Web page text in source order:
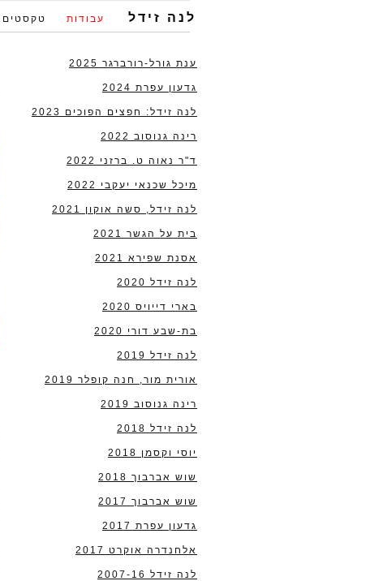
טקסטים עבודות לנה זידל
ענת גורל-רורברגר 2025
גדעון עפרת 2024
לנה זידל: חפצים הפוכים 2023
רינה גנוסוב 2022
ד"ר נאוה ט. ברזני 2022
מיכל שכנאי יעקבי 2022
לנה זידל, סשה אוקון 2021
בית על הגשר 2021
אסנת שפירא 2021
לנה זידל 2020
בארי דייויס 2020
בת-שבע דורי 2020
לנה זידל 2019
אורית מור, חנה קופלר 2019
רינה גנוסוב 2019
לנה זידל 2018
יוסי וקסמן 2018
שוש אברבוך 2018
שוש אברבוך 2017
גדעון עפרת 2017
אלחנדרה אוקרט 2017
לנה זידל 2007-16